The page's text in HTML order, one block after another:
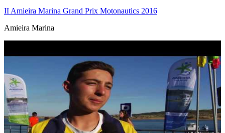
II Amieira Marina Grand Prix Motonautics 2016
Amieira Marina